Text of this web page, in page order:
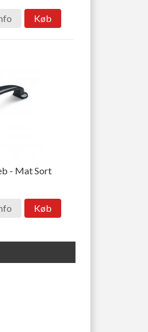
Køb
- Mat Sort
Køb